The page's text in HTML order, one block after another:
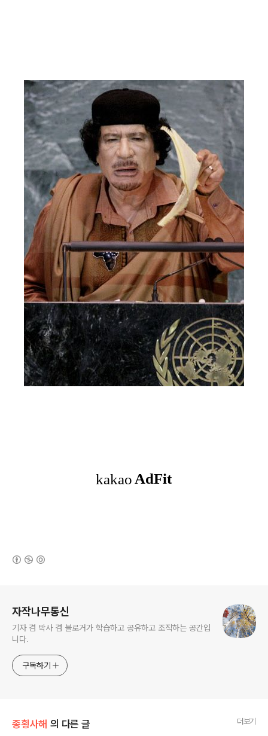
자작나무통신
기자 겸 박사 겸 블로거가 학습하고 공유하고 조직하는 공간입
니다.
구독하기
종횡사해 의 다른 글 더보기